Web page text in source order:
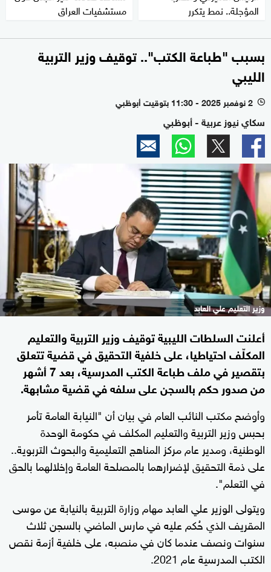
المؤجلة.. نمط يتكرر
مستشفيات العراق
بسبب "طباعة الكتب".. توقيف وزير التربية
الليبي
l 2 نوفمبر 2025 - 11:30 بتوقيت أبوظبي
سكاي نيوز عربية - أبوظبي
وزير التعليم علي العابد
أعلنت السلطات الليبية توقيف وزير التربية والتعليم
المكلّف احتياطيا، على خلفية التحقيق في قضية تتعلق
بتقصير في ملف طباعة الكتب المدرسية، بعد 7 أشهر
من صدور حكم بالسجن على سلفه في قضية مشابهة.
وأوضح مكتب النائب العام في بيان أن "النيابة العامة تأمر
بحبس وزير التربية والتعليم المكلف في حكومة الوحدة
الوطنية، ومدير عام مركز المناهج التعليمية والبحوث التربوية..
على ذمة التحقيق لإضرارهما بالمصلحة العامة وإخلالهما بالحق
في التعلم".
ويتولى الوزير علي العابد مهام وزارة التربية بالنيابة عن موسى
المقريف الذي حُكم عليه في مارس الماضي بالسجن ثلاث
سنوات ونصف عندما كان في منصبه، على خلفية أزمة نقص
الكتب المدرسية عام 2021.